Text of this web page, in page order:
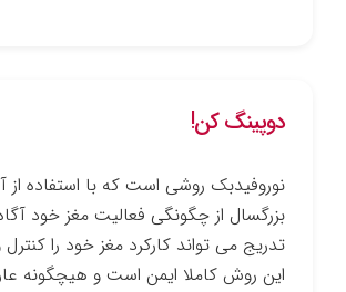
دوپینگ کن!
نوروفیدبک روشی است که با استفاده از
بزرگسال از چگونگی فعالیت مغز خود
تدریج می ­تواند کارکرد مغز خود را
این روش کاملا ایمن است و هیچ­گونه